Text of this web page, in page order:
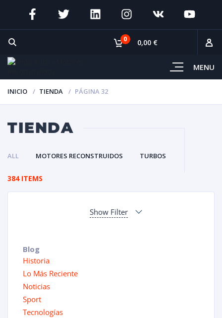
MENU
0 0,00 €
INICIO TIENDA PÁGINA 32
TIENDA
ALL MOTORES RECONSTRUIDOS TURBOS
384 ITEMS
Show Filter
Blog
Historia
Lo Más Reciente
Noticias
Sport
Tecnologías